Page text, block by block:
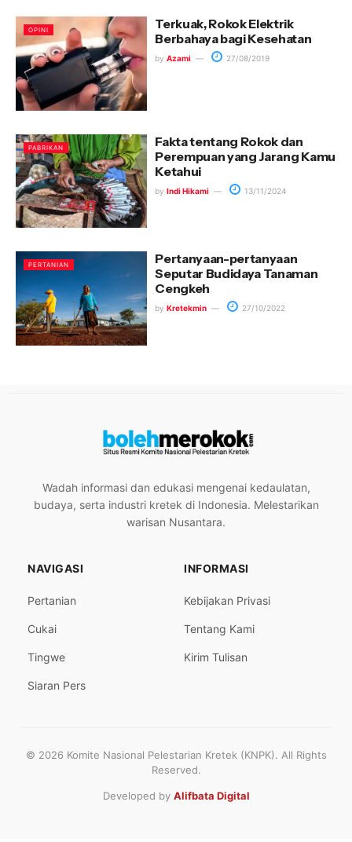
OPINI
Terkuak, Rokok Elektrik
Berbahaya bagi Kesehatan
by Azami 27/08/2019
PABRIKAN
Fakta tentang Rokok dan
Perempuan yang Jarang Kamu
Ketahui
by Indi Hikami 13/11/2024
PERTANIAN
Pertanyaan-pertanyaan
Seputar Budidaya Tanaman
Cengkeh
by Kretekmin 27/10/2022
Wadah informasi dan edukasi mengenai kedaulatan,
budaya, serta industri kretek di Indonesia. Melestarikan
warisan Nusantara.
NAVIGASI
Pertanian
Cukai
Tingwe
Siaran Pers
INFORMASI
Kebijakan Privasi
Tentang Kami
Kirim Tulisan
© 2026 Komite Nasional Pelestarian Kretek (KNPK). All Rights
Reserved.
Developed by Alifbata Digital